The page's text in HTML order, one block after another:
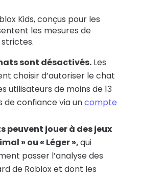
Kids, conçus pour les
les mesures de
sont désactivés.Les
choisir d’autoriser le chat
utilisateurs de moins de 13
de confiance via uncompte
peuvent jouer à des jeux
» ou « Léger »,qui
passer l’analyse des
de Roblox et dont les